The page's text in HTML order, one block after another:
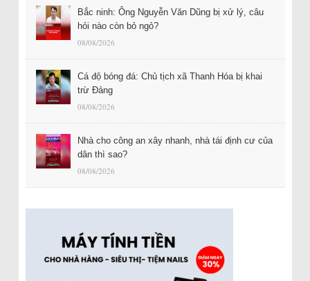
Bắc ninh: Ông Nguyễn Văn Dũng bị xử lý, câu
hỏi nào còn bỏ ngỏ?
08/08/2026
Cá độ bóng đá: Chủ tịch xã Thanh Hóa bị khai
trừ Đảng
08/08/2026
Nhà cho công an xây nhanh, nhà tái định cư của
dân thì sao?
08/08/2026